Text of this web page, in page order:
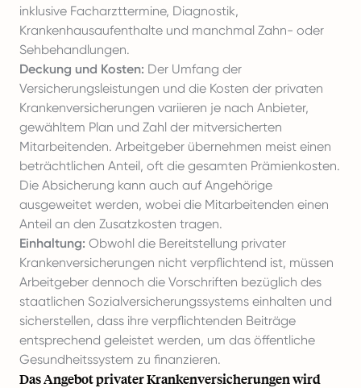
inklusive Facharzttermine, Diagnostik,
Krankenhausaufenthalte und manchmal Zahn- oder
Sehbehandlungen.
Deckung und Kosten: Der Umfang der
Versicherungsleistungen und die Kosten der privaten
Krankenversicherungen variieren je nach Anbieter,
gewähltem Plan und Zahl der mitversicherten
Mitarbeitenden. Arbeitgeber übernehmen meist einen
beträchtlichen Anteil, oft die gesamten Prämienkosten.
Die Absicherung kann auch auf Angehörige
ausgeweitet werden, wobei die Mitarbeitenden einen
Anteil an den Zusatzkosten tragen.
Einhaltung: Obwohl die Bereitstellung privater
Krankenversicherungen nicht verpflichtend ist, müssen
Arbeitgeber dennoch die Vorschriften bezüglich des
staatlichen Sozialversicherungssystems einhalten und
sicherstellen, dass ihre verpflichtenden Beiträge
entsprechend geleistet werden, um das öffentliche
Gesundheitssystem zu finanzieren.
Das Angebot privater Krankenversicherungen wird